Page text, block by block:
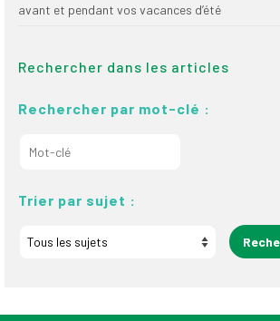
avant et pendant vos vacances d’été
Rechercher dans les articles
Rechercher par mot-clé :
Trier par sujet :